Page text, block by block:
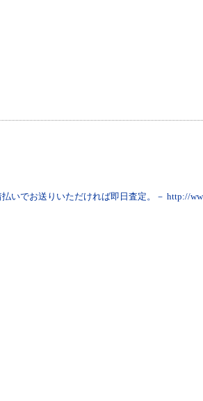
いでお送りいただければ即日査定。－ http://